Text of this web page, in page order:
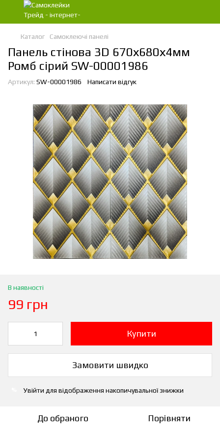
Каталог Самоклеючі панелі
Панель стінова 3D 670х680х4мм
Ромб сірий SW-00001986
Артикул: SW-00001986 Написати відгук
В наявності
99 грн
Купити
Замовити швидко
Увійти для відображення накопичувальної знижки
До обраного Порівняти